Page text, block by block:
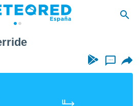
...